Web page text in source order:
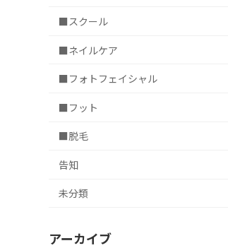
■スクール
■ネイルケア
■フォトフェイシャル
■フット
■脱毛
告知
未分類
アーカイブ